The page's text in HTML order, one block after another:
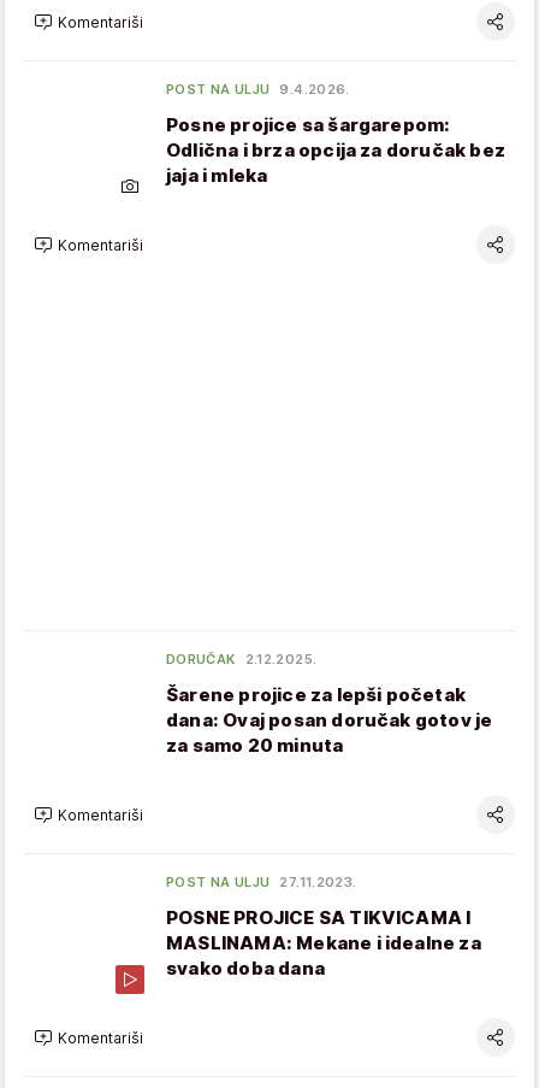
Komentariši
POST NA ULJU 9.4.2026.
Posne projice sa šargarepom:
Odlična i brza opcija za doručak bez
jaja i mleka
Komentariši
DORUČAK 2.12.2025.
Šarene projice za lepši početak
dana: Ovaj posan doručak gotov je
za samo 20 minuta
Komentariši
POST NA ULJU 27.11.2023.
POSNE PROJICE SA TIKVICAMA I
MASLINAMA: Mekane i idealne za
svako doba dana
Komentariši